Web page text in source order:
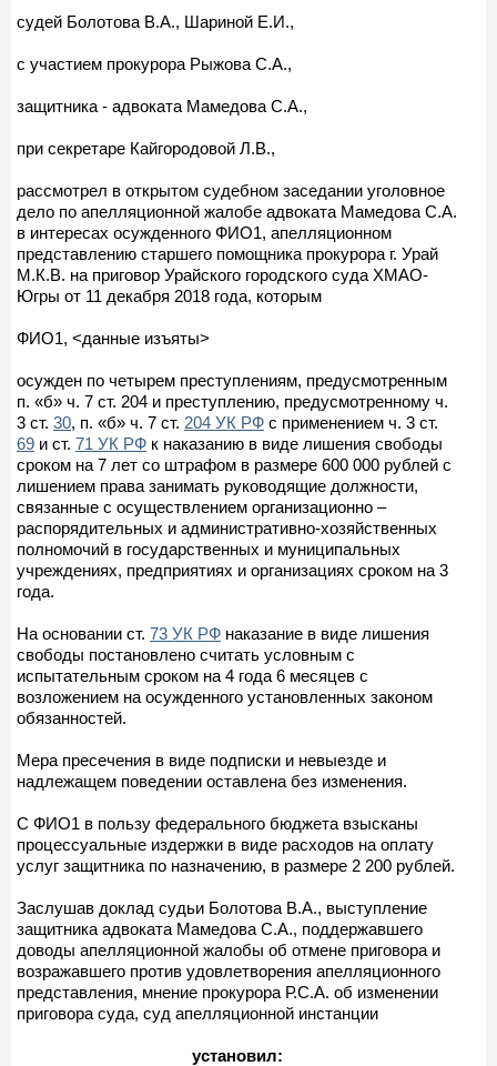
судей Болотова В.А., Шариной Е.И.,
с участием прокурора Рыжова С.А.,
защитника - адвоката Мамедова С.А.,
при секретаре Кайгородовой Л.В.,
рассмотрел в открытом судебном заседании уголовное
дело по апелляционной жалобе адвоката Мамедова С.А.
в интересах осужденного ФИО1, апелляционном
представлению старшего помощника прокурора г. Урай
М.К.В. на приговор Урайского городского суда ХМАО-
Югры от 11 декабря 2018 года, которым
ФИО1, <данные изъяты>
осужден по четырем преступлениям, предусмотренным
п. «б» ч. 7 ст. 204 и преступлению, предусмотренному ч.
3 ст. 30, п. «б» ч. 7 ст. 204 УК РФ с применением ч. 3 ст.
69 и ст. 71 УК РФ к наказанию в виде лишения свободы
сроком на 7 лет со штрафом в размере 600 000 рублей с
лишением права занимать руководящие должности,
связанные с осуществлением организационно –
распорядительных и административно-хозяйственных
полномочий в государственных и муниципальных
учреждениях, предприятиях и организациях сроком на 3
года.
На основании ст. 73 УК РФ наказание в виде лишения
свободы постановлено считать условным с
испытательным сроком на 4 года 6 месяцев с
возложением на осужденного установленных законом
обязанностей.
Мера пресечения в виде подписки и невыезде и
надлежащем поведении оставлена без изменения.
С ФИО1 в пользу федерального бюджета взысканы
процессуальные издержки в виде расходов на оплату
услуг защитника по назначению, в размере 2 200 рублей.
Заслушав доклад судьи Болотова В.А., выступление
защитника адвоката Мамедова С.А., поддержавшего
доводы апелляционной жалобы об отмене приговора и
возражавшего против удовлетворения апелляционного
представления, мнение прокурора Р.С.А. об изменении
приговора суда, суд апелляционной инстанции
установил: